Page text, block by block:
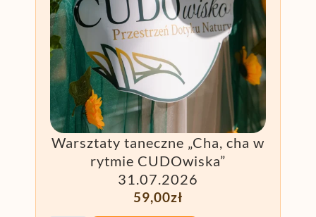
Warsztaty taneczne „Cha, cha w
rytmie CUDOwiska”
31.07.2026
59,00zł